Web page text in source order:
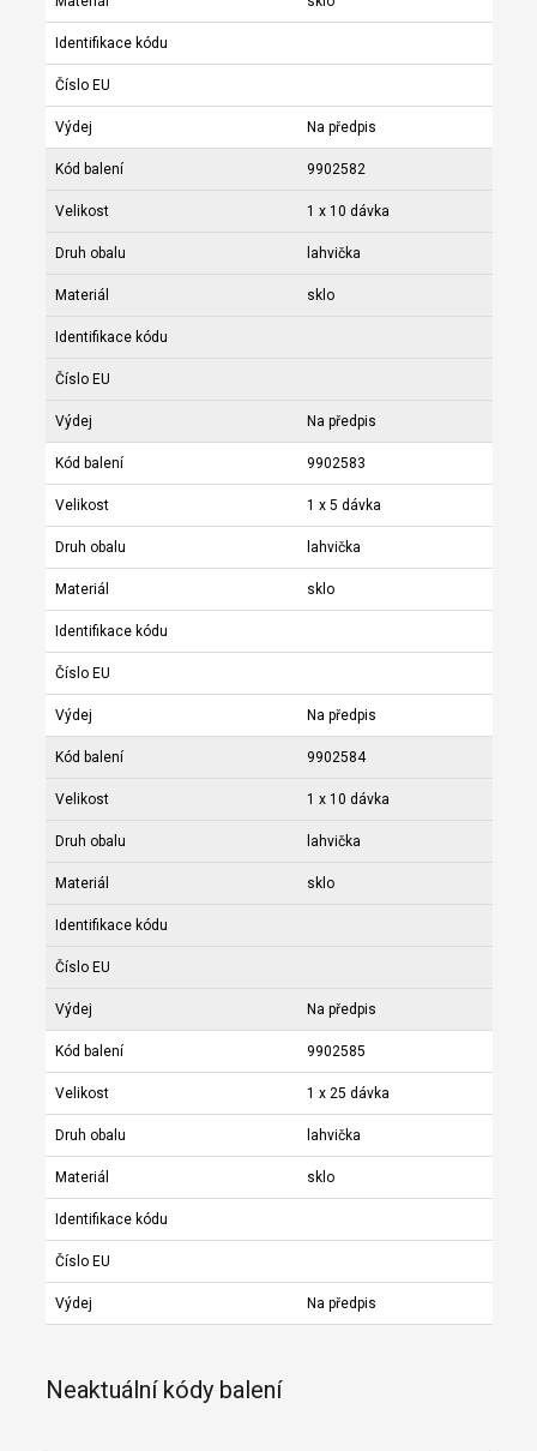
Identifikace kódu
Číslo EU
Výdej Na předpis
Kód balení 9902582
Velikost 1 x 10 dávka
Druh obalu lahvička
Materiál sklo
Identifikace kódu
Číslo EU
Výdej Na předpis
Kód balení 9902583
Velikost 1 x 5 dávka
Druh obalu lahvička
Materiál sklo
Identifikace kódu
Číslo EU
Výdej Na předpis
Kód balení 9902584
Velikost 1 x 10 dávka
Druh obalu lahvička
Materiál sklo
Identifikace kódu
Číslo EU
Výdej Na předpis
Kód balení 9902585
Velikost 1 x 25 dávka
Druh obalu lahvička
Materiál sklo
Identifikace kódu
Číslo EU
Výdej Na předpis
Neaktuální kódy balení